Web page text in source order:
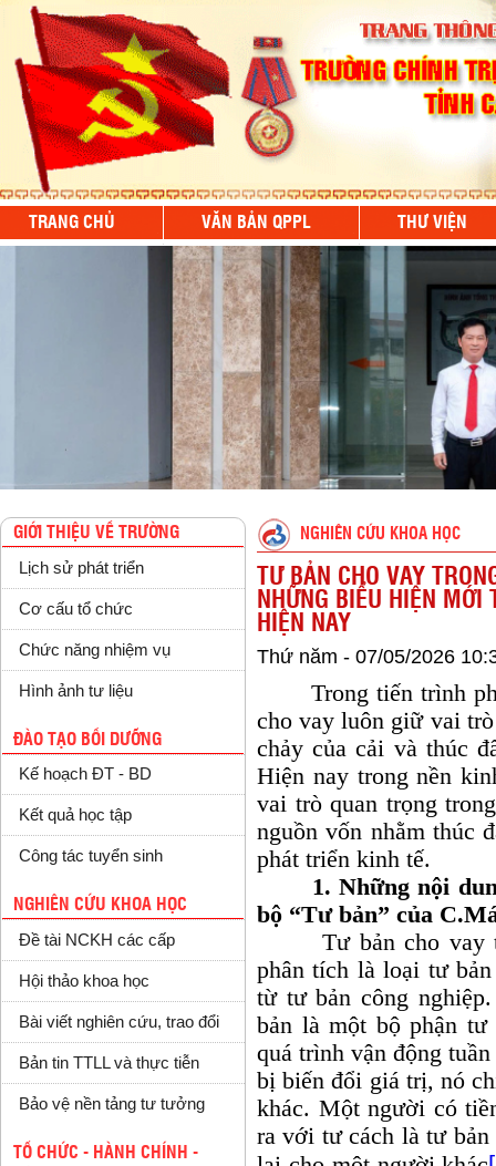
TRANG CHỦ VĂN BẢN QPPL THƯ VIỆN
GIỚI THIỆU VỀ TRƯỜNG
Lịch sử phát triển
Cơ cấu tổ chức
Chức năng nhiệm vụ
Hình ảnh tư liệu
ĐÀO TẠO BỒI DƯỠNG
Kế hoạch ĐT - BD
Kết quả học tập
Công tác tuyển sinh
NGHIÊN CỨU KHOA HỌC
Đề tài NCKH các cấp
Hội thảo khoa học
Bài viết nghiên cứu, trao đổi
Bản tin TTLL và thực tiễn
Bảo vệ nền tảng tư tưởng
TỔ CHỨC - HÀNH CHÍNH -
NGHIÊN CỨU KHOA HỌC
TƯ BẢN CHO VAY
NHỮNG BIỂU HIỆN MỚI
HIỆN NAY
Thứ năm - 07/05/2026
Trong tiến trình
cho vay luôn giữ vai
chảy của cải và thúc
Hiện nay trong nền
vai trò quan trọng
nguồn vốn nhằm thúc
phát triển kinh tế.
1. Những nội dung
bộ “Tư bản” của
Tư bản cho vay
phân tích là loại tư
từ tư bản công
bản là một bộ phận tư
quá trình vận động
bị biến đổi giá trị, nó
khác. Một người có
ra với tư cách là tư